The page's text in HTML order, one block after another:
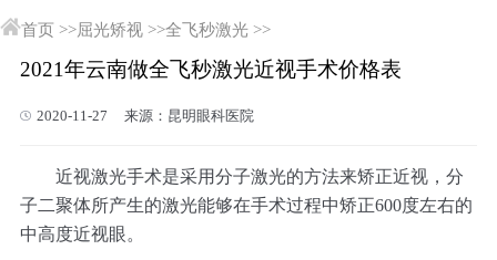
首页 >>屈光矫视 >>全飞秒激光 >>
2021年云南做全飞秒激光近视手术价格表
2020-11-27 来源：昆明眼科医院
近视激光手术是采用分子激光的方法来矫正近视，分
子二聚体所产生的激光能够在手术过程中矫正600度左右的
中高度近视眼。